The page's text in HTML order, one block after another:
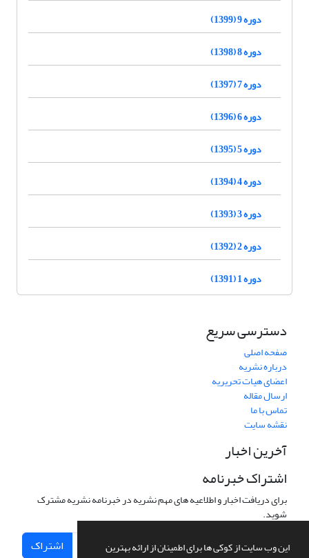
این وب سایت از کوکی ها برای اطمینان از ارائه بهترین
دوره 9 (1399)
دوره 8 (1398)
دوره 7 (1397)
دوره 6 (1396)
دوره 5 (1395)
دوره 4 (1394)
دوره 3 (1393)
دوره 2 (1392)
دوره 1 (1391)
دسترسی سریع
صفحه اصلی
درباره نشریه
اعضای هیات تحریریه
ارسال مقاله
تماس با ما
نقشه سایت
آخرین اخبار
اشتراک خبرنامه
برای دریافت اخبار و اطلاعیه های مهم نشریه در خبرنامه نشریه مشترک
شوید.
اشتراک